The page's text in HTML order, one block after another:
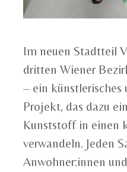
Im neuen Stadtteil
dritten Wiener
– ein künstlerisches
Projekt, das dazu
Kunststoff in einen
verwandeln. Jeden
Anwohner:innen